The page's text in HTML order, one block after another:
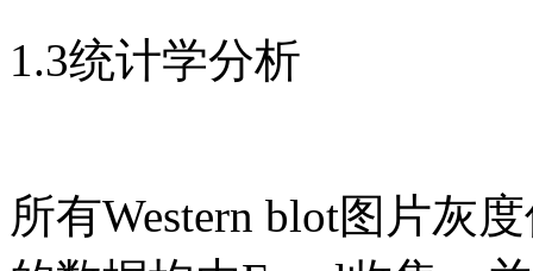
1.3统计学分析
所有Western blot图片灰